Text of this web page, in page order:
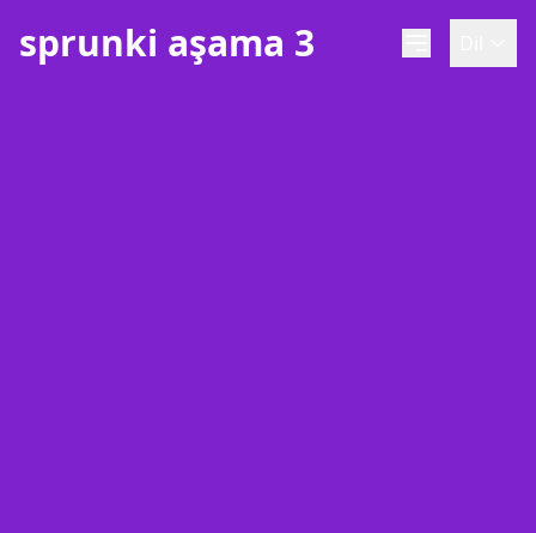
sprunki aşama 3